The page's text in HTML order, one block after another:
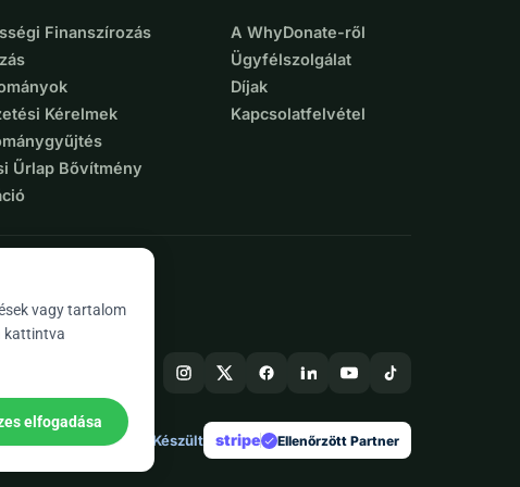
Finanszírozás
Kérelmek
Űrlap Bővítmény
A WhyDonate-ről
Ügyfélszolgálat
Díjak
Kapcsolatfelvétel
Európában Készült stripe check Ellenőrzött Partner
vagy tartalom
kattintva
elfogadása